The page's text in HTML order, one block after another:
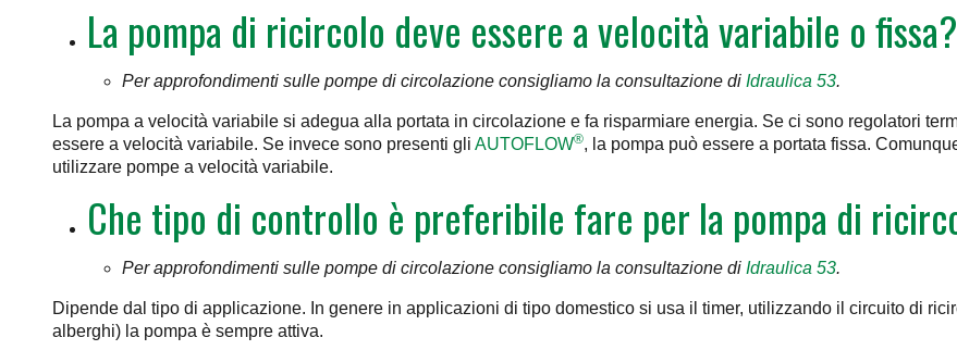
La pompa di ricircolo deve essere a velocità variabile o fissa?
Per approfondimenti sulle pompe di circolazione consigliamo la consultazione di Idraulica 53.
La pompa a velocità variabile si adegua alla portata in circolazione e fa risparmiare energia. Se ci sono regolatori
essere a velocità variabile. Se invece sono presenti gli AUTOFLOW®, la pompa può essere a portata fissa.
utilizzare pompe a velocità variabile.
Che tipo di controllo è preferibile fare per la pompa di
Per approfondimenti sulle pompe di circolazione consigliamo la consultazione di Idraulica 53.
Dipende dal tipo di applicazione. In genere in applicazioni di tipo domestico si usa il timer, utilizzando il circuito di
alberghi) la pompa è sempre attiva.